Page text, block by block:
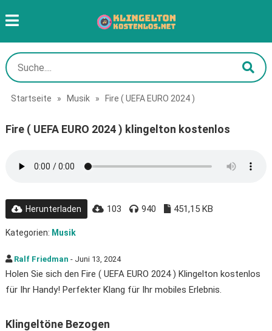
Startseite » Musik » Fire ( UEFA EURO 2024 )
Fire ( UEFA EURO 2024 ) klingelton kostenlos
Herunterladen 103 940 451,15 KB
Kategorien: Musik
Ralf Friedman - Juni 13, 2024
Holen Sie sich den Fire ( UEFA EURO 2024 ) Klingelton kostenlos
für Ihr Handy! Perfekter Klang für Ihr mobiles Erlebnis.
Klingeltöne Bezogen